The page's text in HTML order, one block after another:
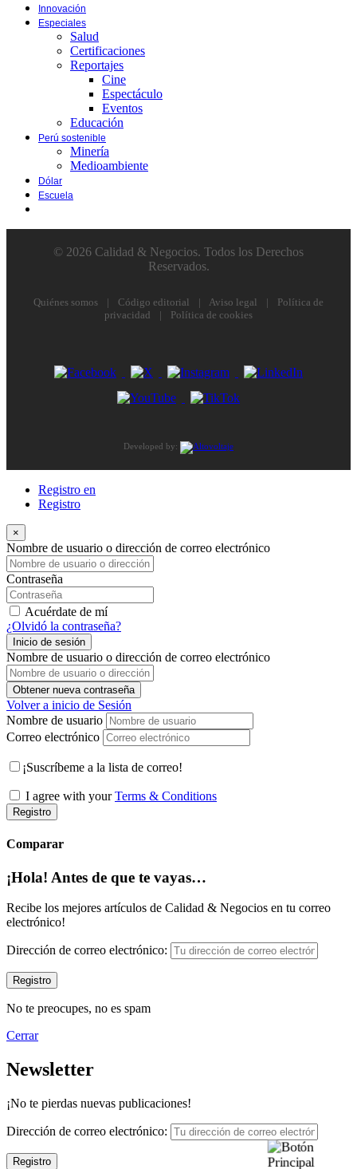
Innovación
Especiales
Salud
Certificaciones
Reportajes
Cine
Espectáculo
Eventos
Educación
Perú sostenible
Minería
Medioambiente
Dólar
Escuela
© 2026 Calidad & Negocios. Todos los Derechos
Reservados.
Quiénes somos | Código editorial | Aviso legal |
Política de
privacidad
| Política de cookies
Developed by:
Registro en
Registro
×
Nombre de usuario o dirección de correo electrónico
Contraseña
Acuérdate de mí
¿Olvidó la contraseña?
Inicio de sesión
Nombre de usuario o dirección de correo electrónico
Obtener nueva contraseña
Volver a inicio de Sesión
Nombre de usuario
Correo electrónico
¡Suscríbeme a la lista de correo!
I agree with yourTerms & Conditions
Registro
Comparar
¡Hola! Antes de que te vayas…
Recibe los mejores artículos de Calidad & Negocios en tu correo
electrónico!
Dirección de correo electrónico:
No te preocupes, no es spam
Cerrar
Newsletter
¡No te pierdas nuevas publicaciones!
Dirección de correo electrónico: